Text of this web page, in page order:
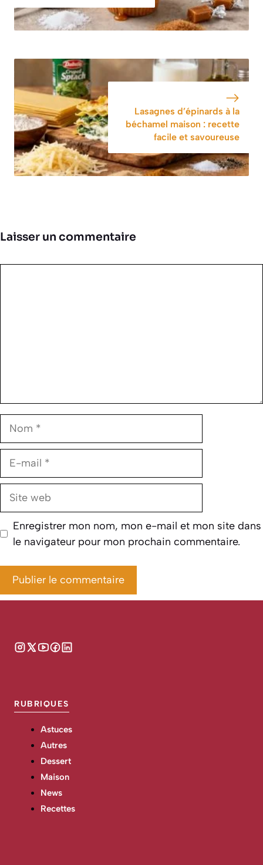
Lasagnes d’épinards à la
béchamel maison : recette
facile et savoureuse
Laisser un commentaire
Nom
E-
Site
Enregistrer mon nom, mon e-mail et mon site dans
le navigateur pour mon prochain commentaire.
RUBRIQUES
Astuces
Autres
Dessert
Maison
News
Recettes